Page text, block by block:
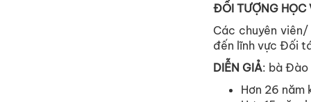
ĐỐI TƯỢNG HỌC
Các chuyên
đến lĩnh vực Đối
DIỄN GIẢ: bà Đào
Hơn 26 năm